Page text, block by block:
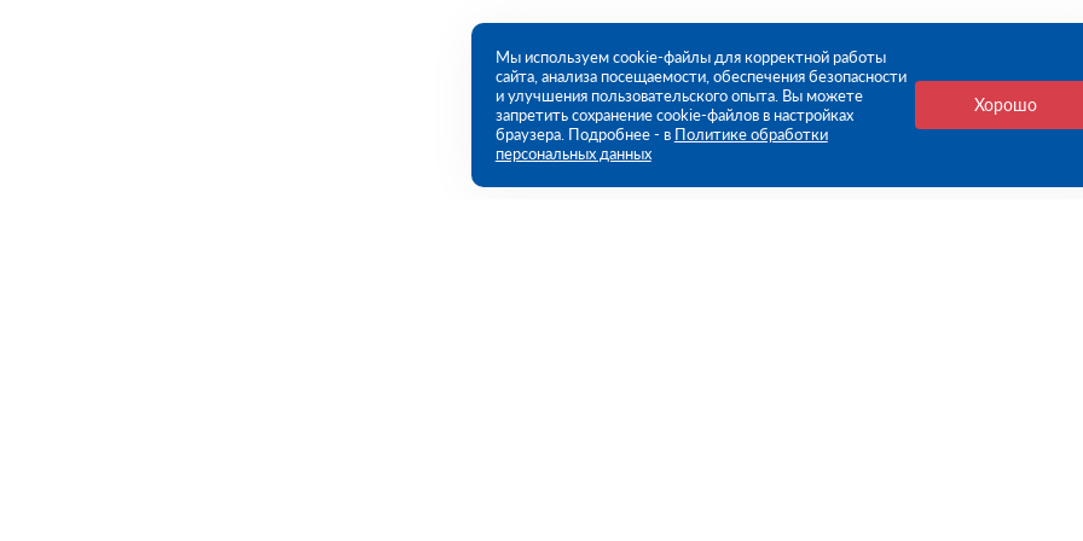
Мы используем cookie-файлы для корректной работы
сайта, анализа посещаемости, обеспечения безопасности
и улучшения пользовательского опыта. Вы можете
запретить сохранение cookie-файлов в настройках
браузера. Подробнее - в Политике обработки
персональных данных
Хорошо